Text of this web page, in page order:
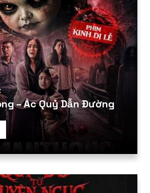
– Ác Quỷ Dẫn Đường